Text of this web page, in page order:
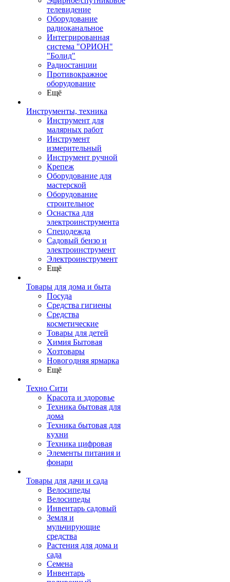
телевидение
Оборудование
радиоканальное
Интегрированная
система "ОРИОН"
"Болид"
Радиостанции
Противокражное
оборудование
Ещё
Инструменты, техника
Инструмент для
малярных работ
Инструмент
измерительный
Инструмент ручной
Крепеж
Оборудование для
мастерской
Оборудование
строительное
Оснастка для
электроинструмента
Спецодежда
Садовый бензо и
электроинструмент
Электроинструмент
Ещё
Товары для дома и быта
Посуда
Средства гигиены
Средства
косметические
Товары для детей
Химия Бытовая
Хозтовары
Новогодняя ярмарка
Ещё
Техно Сити
Красота и здоровье
Техника бытовая для
дома
Техника бытовая для
кухни
Техника цифровая
Элементы питания и
фонари
Товары для дачи и сада
Велосипеды
Велосипеды
Инвентарь садовый
Земля и
мульчирующие
средства
Растения для дома и
сада
Семена
Инвентарь